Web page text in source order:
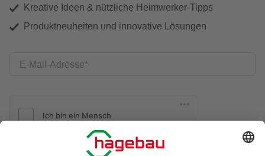
Kreative Ideen & nützliche Heimwerker-Tipps
Produktneuheiten und innovative Lösungen
E-Mail-Adresse